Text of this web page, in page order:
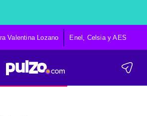
Valentina Lozano Enel, Celsia y AES